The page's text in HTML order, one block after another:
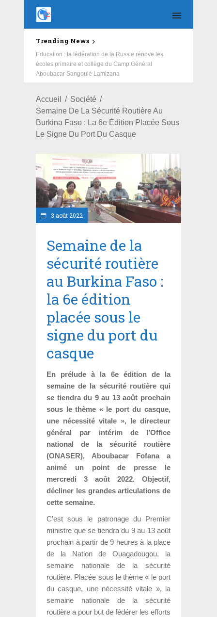
Trending News
Education : la fédération de la Russie rénove les
écoles primaire et collège du Camp Général
Aboubacar Sangoulé Lamizana
Accueil
Société
Semaine De La Sécurité Routière Au
Burkina Faso : La 6e Édition Placée Sous
Le Signe Du Port Du Casque
3 août 2022
Semaine de la
sécurité routière
au Burkina Faso :
la 6e édition
placée sous le
signe du port du
casque
En prélude à la 6e édition de la
semaine de la sécurité routière qui
se tiendra du 9 au 13 août prochain
sous le thème « le port du casque,
une nécessité vitale », le directeur
général par intérim de l’Office
national de la sécurité routière
(ONASER), Aboubacar Fofana a
animé un point de presse le
mercredi 3 août 2022. Objectif,
décliner les grandes articulations de
cette semaine.
C’est sous le patronage du Premier
ministre que se tiendra du 9 au 13 août
prochain à partir de 9 heures à la place
de la Nation de Ouagadougou, la
semaine nationale de la sécurité
routière. Placée sous le thème « le port
du casque, une nécessité vitale », la
semaine nationale de la sécurité
routière a pour but de fédérer les efforts